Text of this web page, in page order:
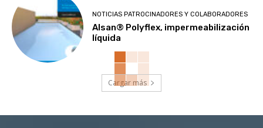
NOTICIAS PATROCINADORES Y COLABORADORES
Alsan® Polyflex, impermeabilización
líquida
Cargar más